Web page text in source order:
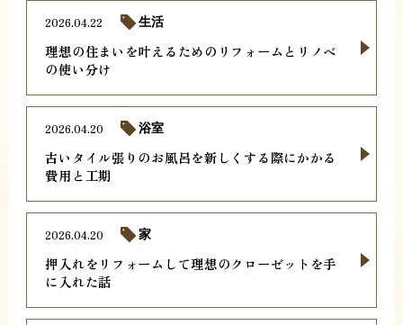
理想の住まいを叶えるためのリフォームとリノベ
の使い分け
2026.04.22 生活
古いタイル張りのお風呂を新しくする際にかかる
費用と工期
2026.04.20 浴室
押入れをリフォームして理想のクローゼットを手
に入れた話
2026.04.20 家